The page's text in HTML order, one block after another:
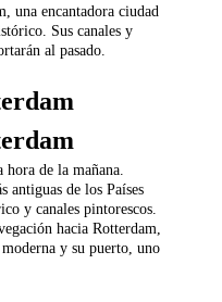
una encantadora ciudad
Sus canales y
al pasado.
de la mañana.
antiguas de los Países
y canales pintorescos.
hacia Rotterdam,
y su puerto, uno